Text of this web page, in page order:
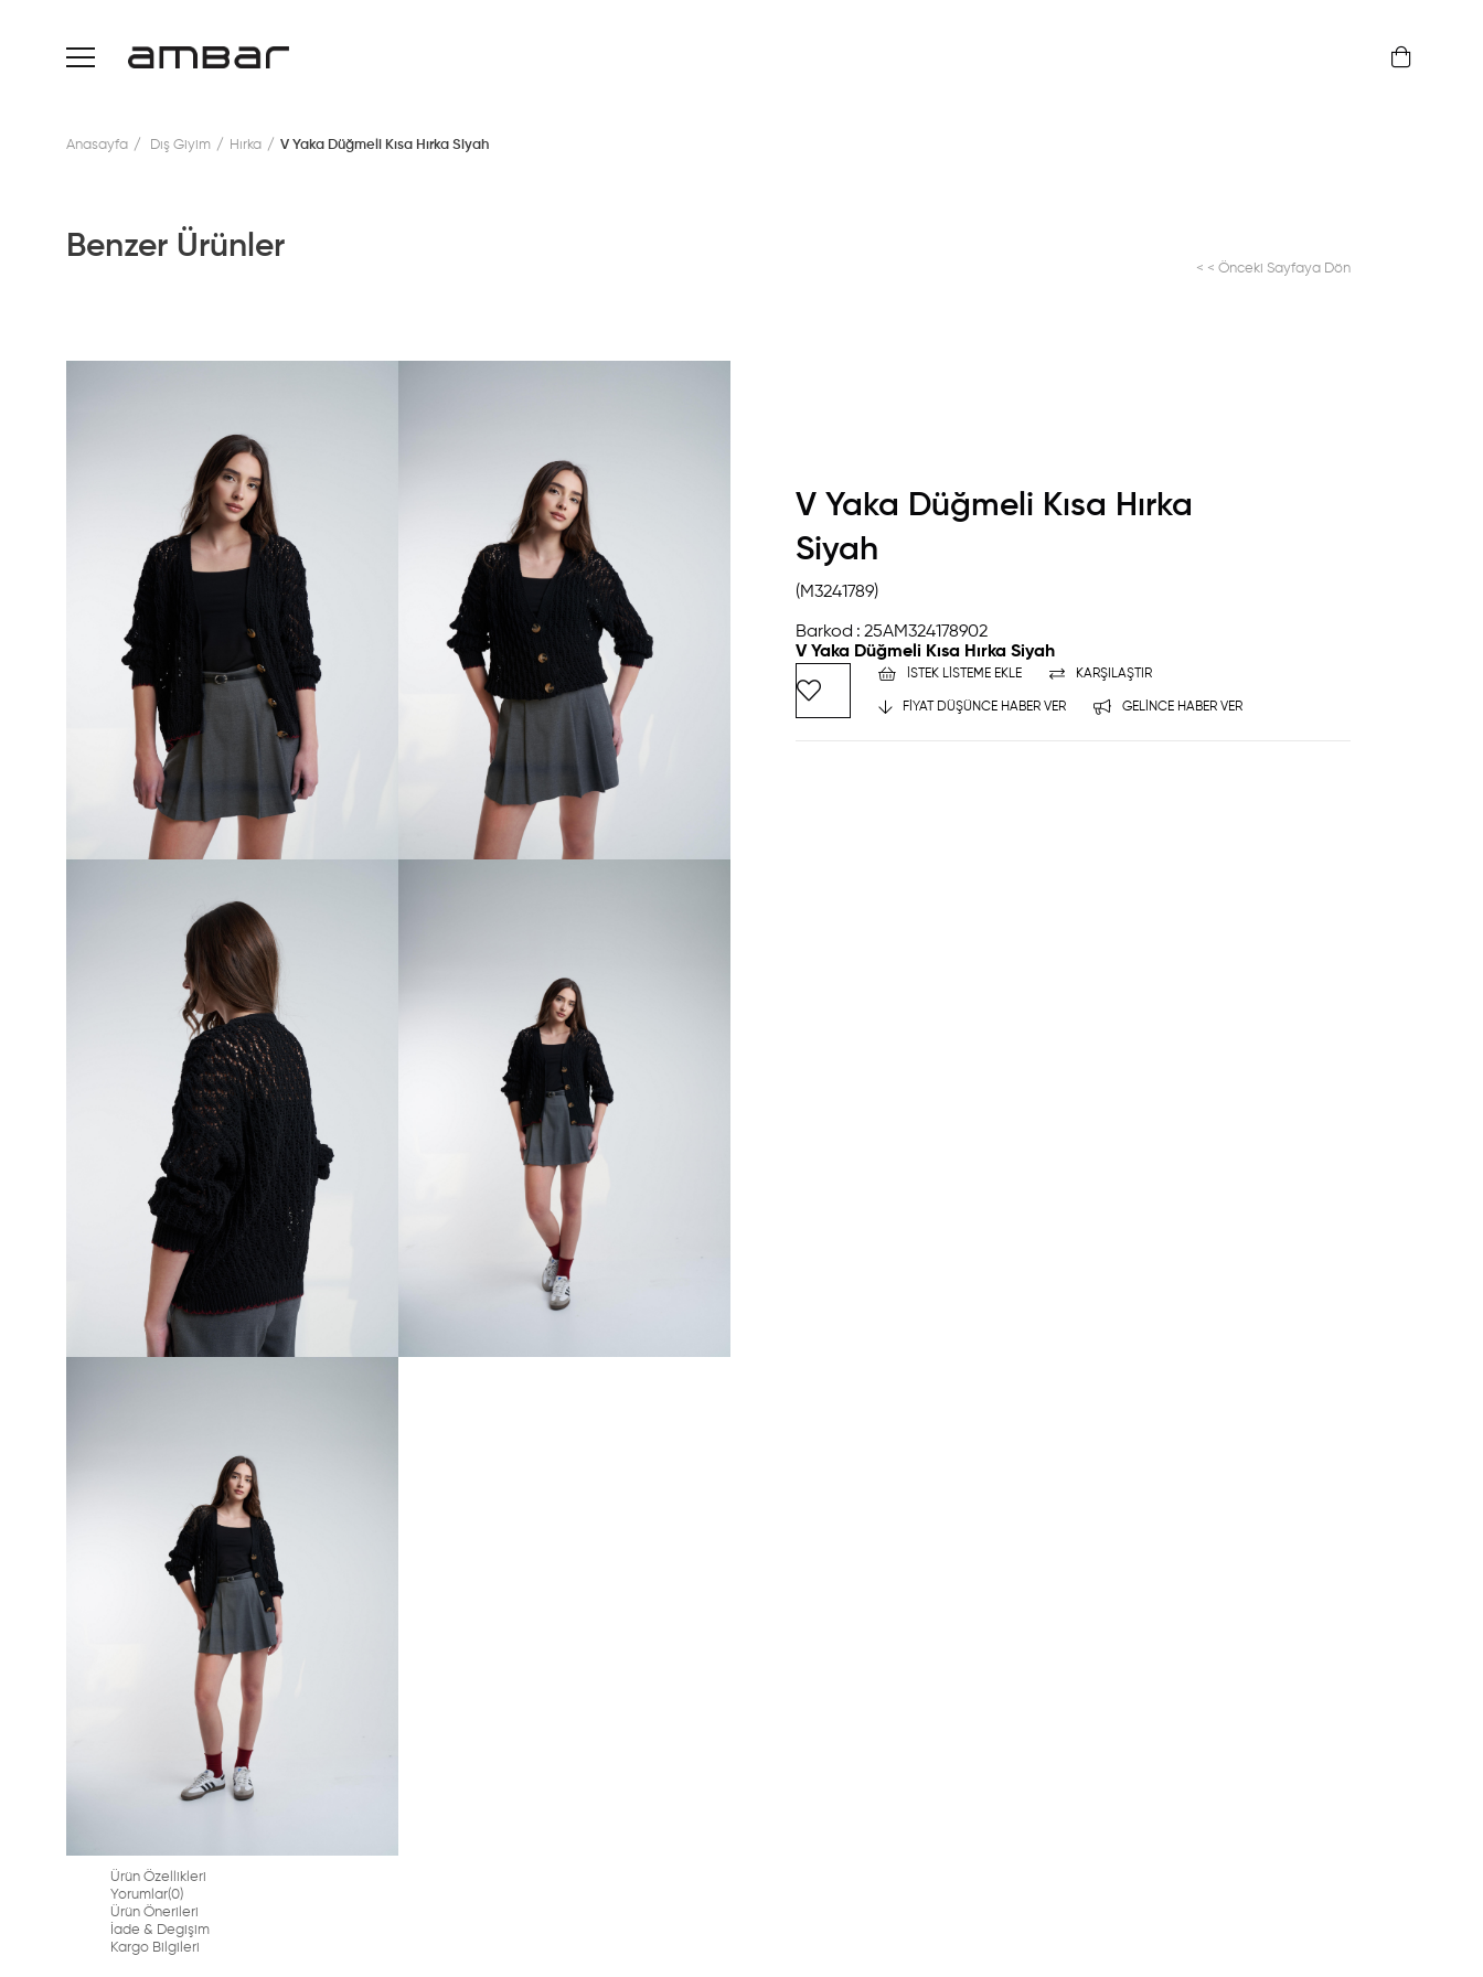
Anasayfa Dış Giyim Hırka V Yaka Düğmeli Kısa Hırka Siyah
< < Önceki Sayfaya Dön
Benzer Ürünler
V Yaka Düğmeli Kısa Hırka
Siyah
(M3241789)
Barkod : 25AM324178902
V Yaka Düğmeli Kısa Hırka Siyah
İSTEK LISTEME EKLE KARŞILAŞTIR
FIYAT DÜŞÜNCE HABER VER GELINCE HABER VER
Ürün Özellikleri
Yorumlar(0)
Ürün Önerileri
İade & Degişim
Kargo Bilgileri